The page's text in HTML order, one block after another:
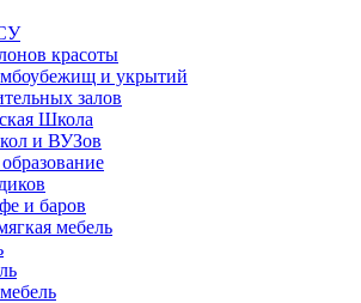
красоты
и укрытий
залов
Школа
и ВУЗов
и баров
мебель